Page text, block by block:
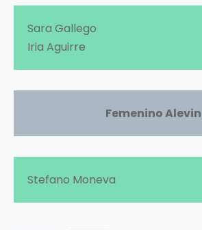
Sara Gallego
Iria Aguirre
Femenino Alevin
Stefano Moneva